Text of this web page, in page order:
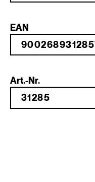
EAN
Art.-Nr.